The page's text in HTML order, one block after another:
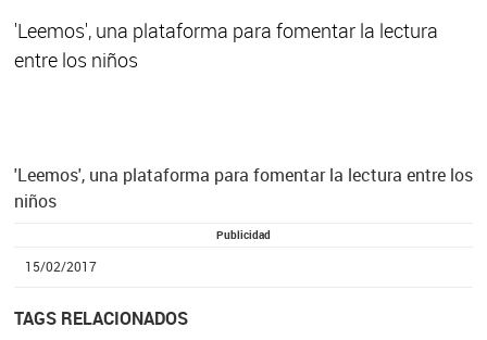
'Leemos', una plataforma para fomentar la lectura
entre los niños
'Leemos', una plataforma para fomentar la lectura entre los
niños
Publicidad
15/02/2017
TAGS RELACIONADOS